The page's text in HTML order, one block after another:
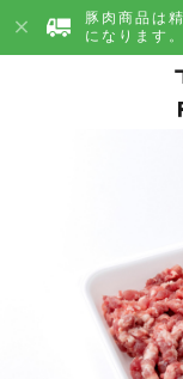
豚肉商品は
になります